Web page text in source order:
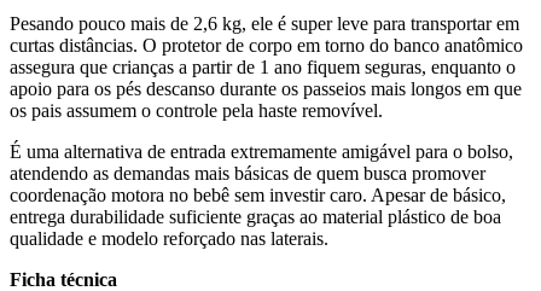
Pesando pouco mais de 2,6 kg, ele é super leve para transportar em
curtas distâncias. O protetor de corpo em torno do banco anatômico
assegura que crianças a partir de 1 ano fiquem seguras, enquanto o
apoio para os pés descanso durante os passeios mais longos em que
os pais assumem o controle pela haste removível.
É uma alternativa de entrada extremamente amigável para o bolso,
atendendo as demandas mais básicas de quem busca promover
coordenação motora no bebê sem investir caro. Apesar de básico,
entrega durabilidade suficiente graças ao material plástico de boa
qualidade e modelo reforçado nas laterais.
Ficha técnica